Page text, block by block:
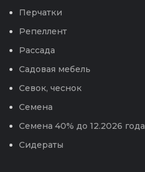
Перчатки
Репеллент
Рассада
Садовая мебель
Севок, чеснок
Семена
Семена 40% до 12.2026 года
Сидераты